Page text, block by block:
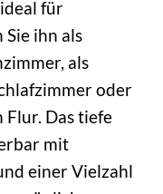
für
Sie ihn als
als
oder
Flur. Das tiefe
mit
einer Vielzahl